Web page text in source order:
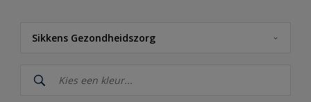
Sikkens Gezondheidszorg
Sikkens